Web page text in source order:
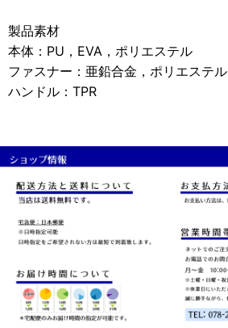
製品素材
本体：PU，EVA，ポリエステル
ファスナー：亜鉛合金，ポリエステル
ハンドル：TPR